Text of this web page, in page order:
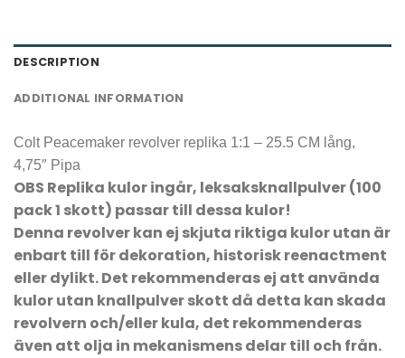
DESCRIPTION
ADDITIONAL INFORMATION
Colt Peacemaker revolver replika 1:1 – 25.5 CM lång,
4,75″ Pipa
OBS Replika kulor ingår, leksaksknallpulver (100
pack 1 skott) passar till dessa kulor!
Denna revolver kan ej skjuta riktiga kulor utan är
enbart till för dekoration, historisk reenactment
eller dylikt. Det rekommenderas ej att använda
kulor utan knallpulver skott då detta kan skada
revolvern och/eller kula, det rekommenderas
även att olja in mekanismens delar till och från.